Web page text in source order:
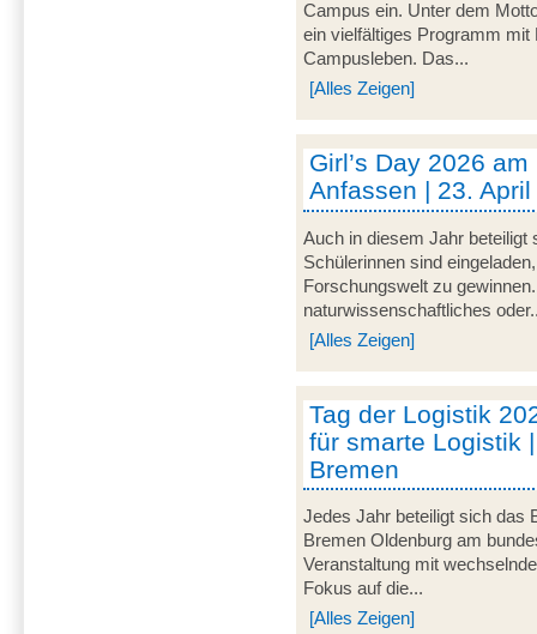
Campus ein. Unter dem
ein vielfältiges Programm
Campusleben. Das...
[Alles Zeigen]
Girl’s Day 2026
Anfassen | 23.
Auch in diesem Jahr beteiligt
Schülerinnen sind
Forschungswelt zu
naturwissenschaftliches
[Alles Zeigen]
Tag der Logistik
für smarte Logistik
Bremen
Jedes Jahr beteiligt sich das
Bremen Oldenburg am
Veranstaltung mit
Fokus auf die...
[Alles Zeigen]